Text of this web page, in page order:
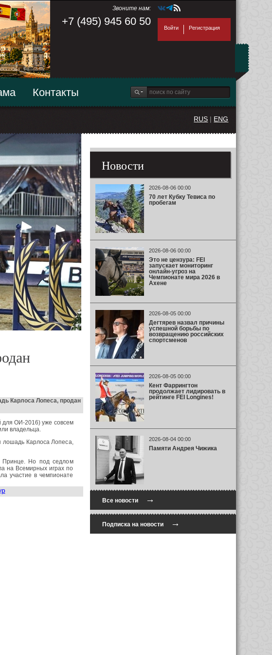
Звоните нам:
+7 (495) 945 60 50
Войти Регистрация
Контакты
RUS | ENG
Карлоса Лопеса, продан
для ОИ-2016) уже совсем
владельца.
лошадь Карлоса Лопеса,
Принце. Но под седлом
на Всемирных играх по
участие в чемпионате
Новости
2026-08-06 00:00
70 лет Кубку Тевиса по
пробегам
2026-08-06 00:00
Это не цензура: FEI
запускает мониторинг
онлайн-угроз на
Чемпионате мира 2026 в
Ахене
2026-08-05 00:00
Дегтярев назвал причины
успешной борьбы по
возвращению российских
спортсменов
2026-08-05 00:00
Кент Фаррингтон
продолжает лидировать в
рейтинге FEI Longines!
2026-08-04 00:00
Памяти Андрея Чижика
Все новости→
Подписка на новости→